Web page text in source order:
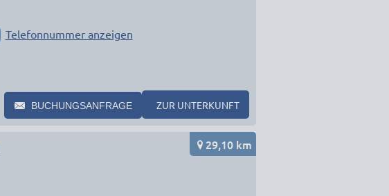
Telefonnummer anzeigen
BUCHUNGSANFRAGE ZUR UNTERKUNFT
29,10 km